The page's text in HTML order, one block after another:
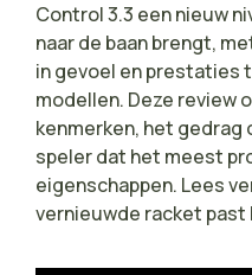
Control 3.3 een nieuw
naar de baan brengt,
in gevoel en prestaties
modellen. Deze review
kenmerken, het gedrag
speler dat het meest
eigenschappen. Lees
vernieuwde racket